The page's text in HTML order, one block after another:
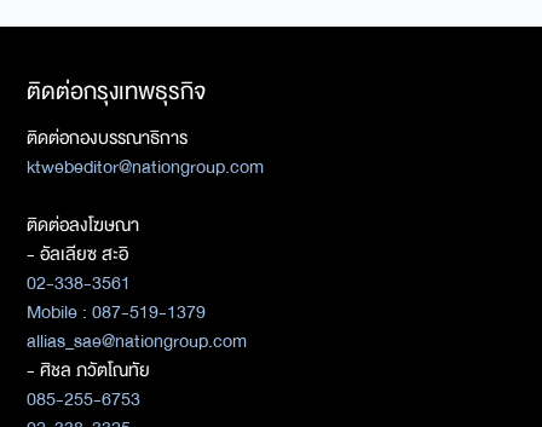
ติดต่อกรุงเทพธุรกิจ
ติดต่อกองบรรณาธิการ
ktwebeditor@nationgroup.com
ติดต่อลงโฆษณา
- อัลเลียซ สะอิ
02-338-3561
Mobile : 087-519-1379
allias_sae@nationgroup.com
- ศิชล ภวัตโณทัย
085-255-6753